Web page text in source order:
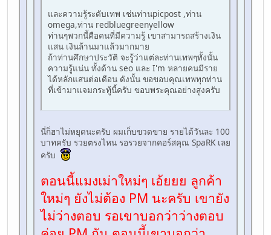
และความรู้ระดับเทพ เช่นท่านpicpost ,ท่าน
omega,ท่าน redbluegreenyellow
ท่านๆพวกนี้คือคนที่มีความรู้ เขาสามารถสร้างเงิน
แสน เงินล้านมาแล้วมากมาย
ถ้าท่านศึกษาประวัติ จะรู้ว่าแต่ละท่านเทพๆทั้งนั้น
ความรู้แน่น ทั้งด้าน seo และ I'm หลายคนมีราย
ได้หลักแสนต่อเดือน ดังนั้น ขอขอบคุณเทพทุกท่าน
ที่เข้ามาแจมกระทู้นี้ครับ ขอบพระคุณอย่างสูงครับ
นี่ก็ฮาไม่หยุดนะครับ ผมเก็บขวดขาย รายได้วันละ 100
บาทครับ รวยตรงไหน รอรวยจากคอร์สคุณ SpaRK เลย
ครับ
ตอนนี้แมงเม่าใหม่ๆ เอ้ยยย ลูกค้า
ใหม่ๆ ยังไม่ต้อง PM นะครับ เขายัง
ไม่ว่างตอบ รอเขาบอกว่าว่างตอบ